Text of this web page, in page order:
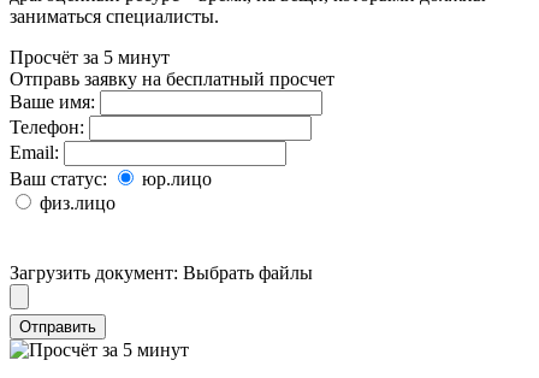
заниматься специалисты.
Просчёт за 5 минут
Отправь заявку на бесплатный просчет
Ваше имя:
Телефон:
Email:
Ваш статус:
юр.лицо
физ.лицо
Загрузить документ: Выбрать файлы
Отправить